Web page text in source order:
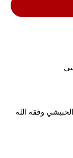
وفقه الله